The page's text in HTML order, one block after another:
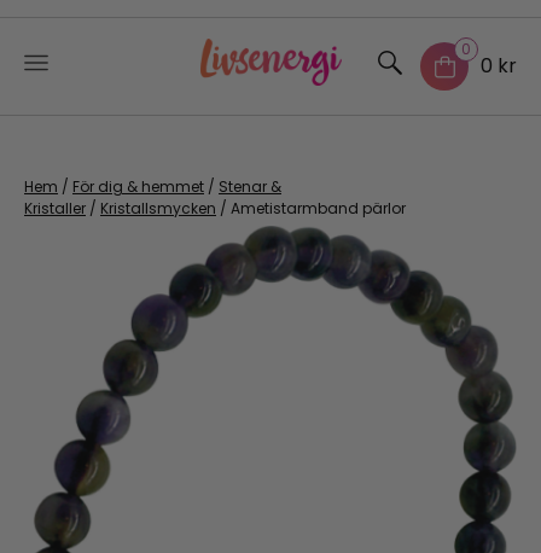
content
0
0 kr
Hem / För dig & hemmet / Stenar &
Kristaller / Kristallsmycken / Ametistarmband pärlor